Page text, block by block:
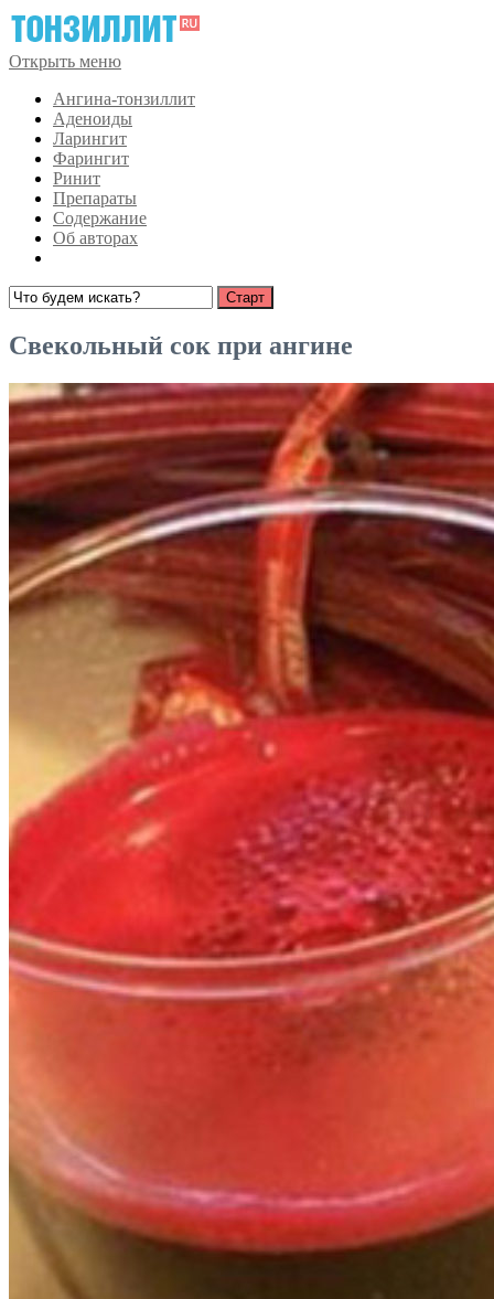
Открыть меню
Ангина-тонзиллит
Аденоиды
Ларингит
Фарингит
Ринит
Препараты
Содержание
Об авторах
Свекольный сок при ангине